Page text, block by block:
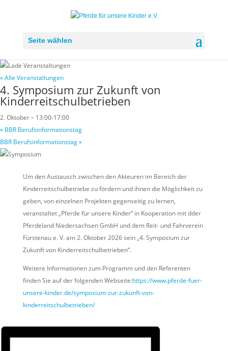
Seite wählen
« Alle Veranstaltungen
4. Symposium zur Zukunft von
Kinderreitschulbetrieben
2. Oktober – 13:00-17:00
« BBR Berufsinformationstag
BBR Berufsinformationstag»
Um den Austausch zwischen den Akteuren im Bereich der
Kinderreitschulbetriebe zu fördern und ihnen die Möglichkeit zu
geben, von einzelnen Projekten gegenseitig zu lernen,
veranstaltet „Pferde für unsere Kinder“ in Kooperation mit dder
Pferdeland Niedersachsen GmbH und dem Reit- und Fahrverein
Fürstenau e. V. am 2. Oktober 2026 sein „4. Symposium zur
Zukunft von Kinderreitschulbetrieben“.
Weitere Informationen zum Programm und den Referenten
finden Sie auf der folgenden Webseite:https://www.pferde-fuer-
unsere-kinder.de/symposium-zur-zukunft-von-
kinderreitschulbetrieben/